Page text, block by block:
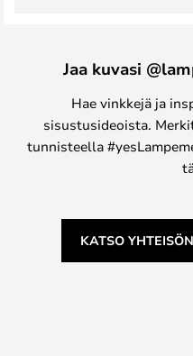
Jaa kuvasi
Hae vinkkejä ja
sisustusideoista.
tunnisteella
KATSO